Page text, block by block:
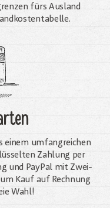
fürs Ausland
einem umfangreichen
Zahlung per
und PayPal mit Zwei-
Kauf auf Rechnung
Wahl!